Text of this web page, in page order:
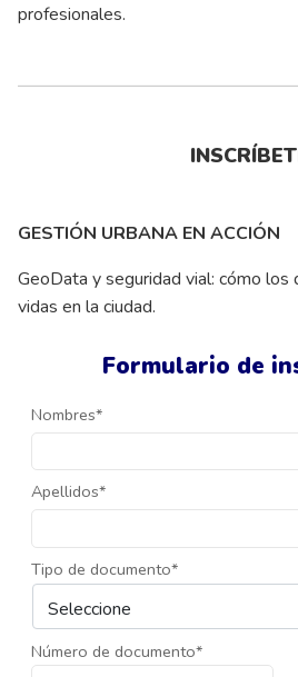
Formulario de
Nombres*
Apellidos*
Tipo de documento*
Número de documento*
profesionales.
GESTIÓN URBANA EN ACCIÓN
GeoData y seguridad vial: cómo los
vidas en la ciudad.